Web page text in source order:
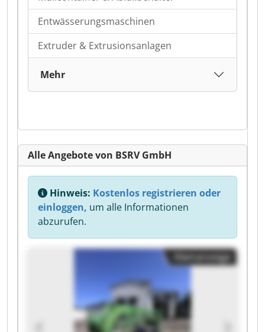
Entwässerungsmaschinen
Extruder & Extrusionsanlagen
Mehr
Alle Angebote von BSRV GmbH
Hinweis: Kostenlos registrieren oder
einloggen, um alle Informationen
abzurufen.
Kleinanzeige